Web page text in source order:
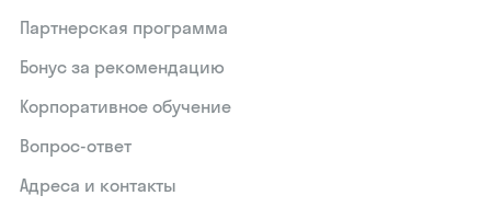
Партнерская программа
Бонус за рекомендацию
Корпоративное обучение
Вопрос-ответ
Адреса и контакты